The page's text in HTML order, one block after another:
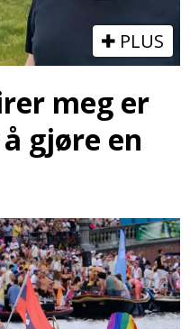
PLUS
meg er
gjøre en